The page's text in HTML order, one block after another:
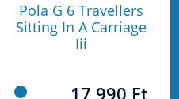
Pola G 6 Travellers
Sitting In A Carriage
Iii
17 990 Ft